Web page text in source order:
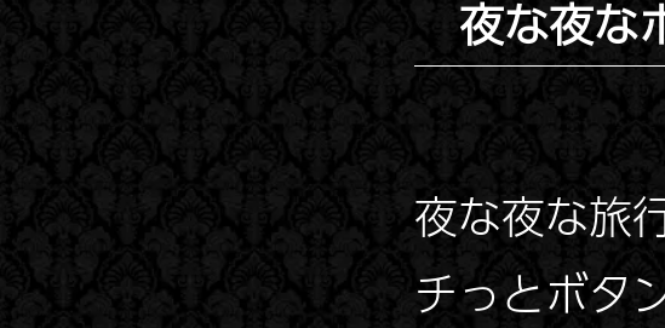
夜な夜な
夜な夜な旅
チっとボタ